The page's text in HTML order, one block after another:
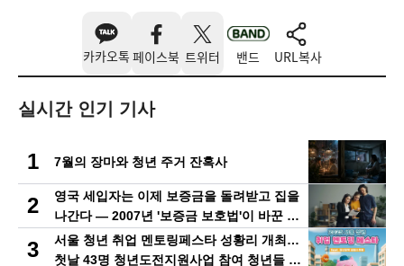
카카오톡 페이스북 트위터 밴드 URL복사
실시간 인기 기사
1 7월의 장마와 청년 주거 잔혹사
2
영국 세입자는 이제 보증금을 돌려받고 집을
나간다 — 2007년 '보증금 보호법'이 바꾼 19
년
3
서울 청년 취업 멘토링페스타 성황리 개최…
첫날 43명 청년도전지원사업 참여 청년들 현